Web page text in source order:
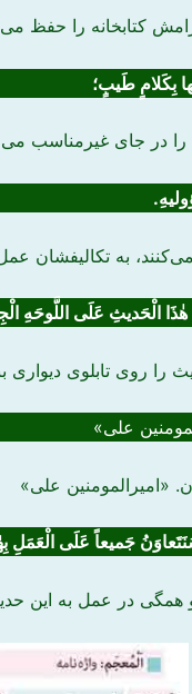
کتابخانه را حفظ
بِکَلامٍ طَیبٍ؛
در جای غیرمناسب
به تکالیفشان
الْحَدیثِ عَلَی اللَّوحَهِ
روی تابلوی دیواری
علی»
«امیرالمومنین علی»
جَمیعاً عَلَی الْعَمَلِ
در عمل به این